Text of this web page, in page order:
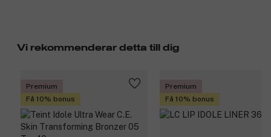
Vi rekommenderar detta till dig
Premium
Få 10% bonus
Premium
Få 10% bonus